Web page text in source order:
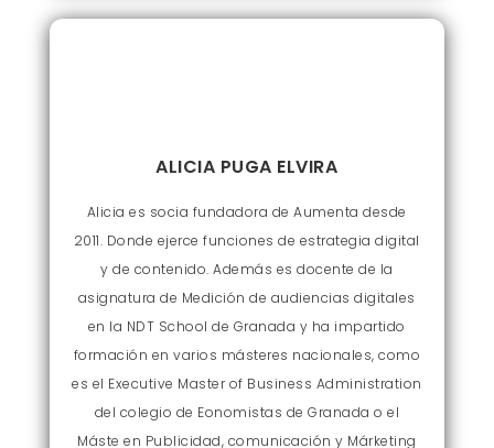
ALICIA PUGA ELVIRA
Alicia es socia fundadora de Aumenta desde
2011. Donde ejerce funciones de estrategia digital
y de contenido. Además es docente de la
asignatura de Medición de audiencias digitales
en la NDT School de Granada y ha impartido
formación en varios másteres nacionales, como
es el Executive Master of Business Administration
del colegio de Eonomistas de Granada o el
Máste en Publicidad, comunicación y Márketing